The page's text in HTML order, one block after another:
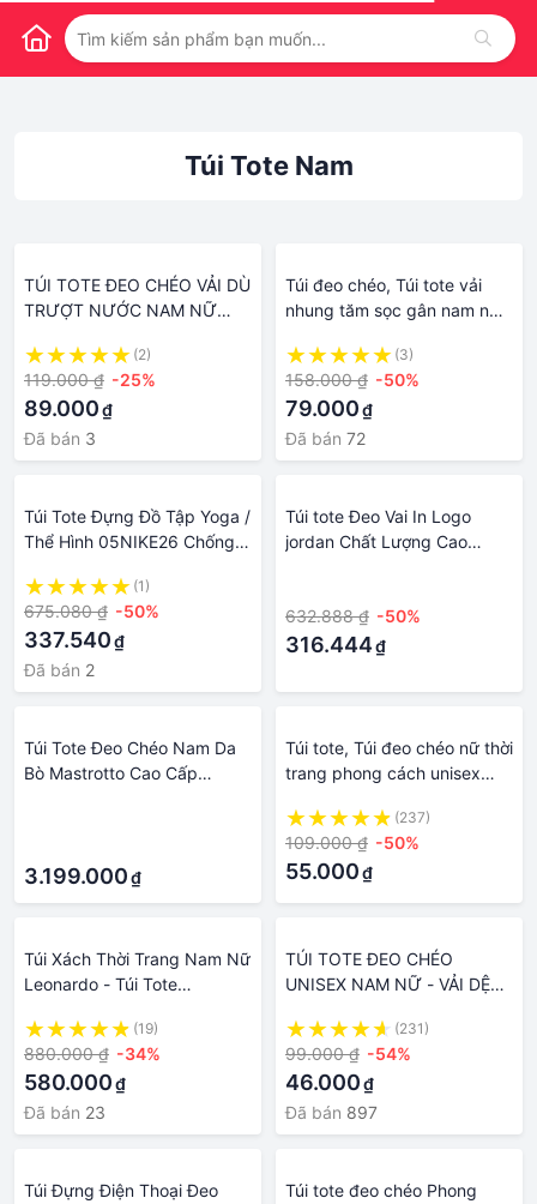
Túi Tote Nam
TÚI TOTE ĐEO CHÉO VẢI DÙ
TRƯỢT NƯỚC NAM NỮ
KÉO VỪA A4 ĐI HỌC ĐI
CHƠI
(2)
119.000 ₫ -25%
89.000₫
Đã bán 3
Túi đeo chéo, Túi tote vải
nhung tăm sọc gân nam nữ
sách A4, laptop 14inch
TX101
(3)
158.000 ₫ -50%
79.000₫
Đã bán 72
Túi Tote Đựng Đồ Tập Yoga /
Thể Hình 05NIKE26 Chống
Nữ x
(1)
675.080 ₫ -50%
337.540₫
Đã bán 2
Túi tote Đeo Vai In Logo
jordan Chất Lượng Cao
kz281
632.888 ₫ -50%
316.444₫
Túi Tote Đeo Chéo Nam Da
Bò Mastrotto Cao Cấp
3.199.000₫
Túi tote, Túi đeo chéo nữ thời
trang phong cách unisex
form rộng TDC21
(237)
109.000 ₫ -50%
55.000₫
Túi Xách Thời Trang Nam Nữ
Leonardo - Túi Tote
Cao Cấp Kháng Nước
(19)
880.000 ₫ -34%
580.000₫
Đã bán 23
TÚI TOTE ĐEO CHÉO
UNISEX NAM NỮ - VẢI DỆT
PHONG CÁCH ULZZANG
(231)
99.000 ₫ -54%
46.000₫
Đã bán 897
Túi Đựng Điện Thoại Đeo
Túi tote đeo chéo Phong